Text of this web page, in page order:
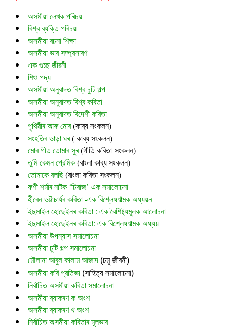
অসমীয়া লেখক পৰিচয়
বিশ্ব ব্যক্তি পৰিচয়
অসমীয়া ৰচনা শিক্ষা
অসমীয়া ভাব সম্প্রসাৰণ
এক গুচ্ছ জীৱনী
শিশু পদ্য
অসমীয়া অনুবাদত বিশ্ব চুটি গল্প
অসমীয়া অনুবাদত বিশ্ব কবিতা
অসমীয়া অনুবাদত বিদেশী কবিতা
পৃথিৱীৰ আৰু মোৰ (কাব্য সংকলন)
সংহতিৰ ভাড়া ঘৰ ( কাব্য সংকলন)
মোৰ গীত তোমাৰ সুৰ (গীতি কবিতা সংকলন)
তুমি কেমন প্রেমিক (বাংলা কাব্য সংকলন)
তোমাকে বলছি (বাংলা কবিতা সংকলন)
ফণী শৰ্মাৰ নাটক ‘চিৰাজ’-এক সমালোচনা
হীৰেন ভট্টাচাৰ্যৰ কবিতা -এক বিশ্লেষণাত্মক অধ্যয়ন
ইছমাইল হোছেইনৰ কবিতা : এক বৈশিষ্ট্যমূলক আলোচনা
ইছমাইল হোছেইনৰ কবিতা: এক বিশ্লেষণাত্মক অধ্যয়
অসমীয়া উপন্যাস সমালোচনা
অসমীয়া চুটি গল্প সমালোচনা
মৌলানা আবুল কালাম আজাদ (চমু জীবনী)
অসমীয়া কবি প্রতিভা (সাহিত্য সমালোচনা)
নির্বাচিত অসমীয়া কবিতা সমালোচনা
অসমীয়া ব্যাকৰণ ক অংশ
অসমীয়া ব্যাকৰণ খ অংশ
নির্বাচিত অসমীয়া কবিতাৰ মূলভাব